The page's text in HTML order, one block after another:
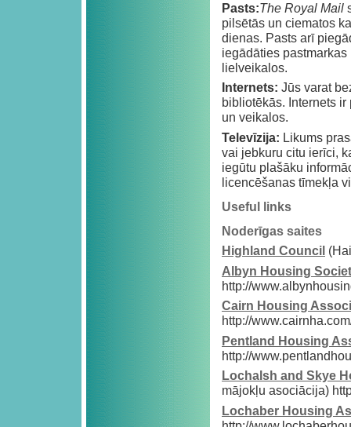
Pasts:The Royal Mail
pilsētās un ciematos
dienas. Pasts arī
iegādāties
lielveikalos.
Internets: Jūs varat
bibliotēkās. Internets
un veikalos.
Televīzija: Likums
vai jebkuru citu ierīci,
iegūtu plašāku
licencēšanas tīmekļa
Useful links
Noderīgas saites
Highland Council
Albyn Housing
http://
Cairn Housing
http://
Pentland Housing
http://
Lochalsh and Skye
mājokļu asociācija)
Lochaber Housing